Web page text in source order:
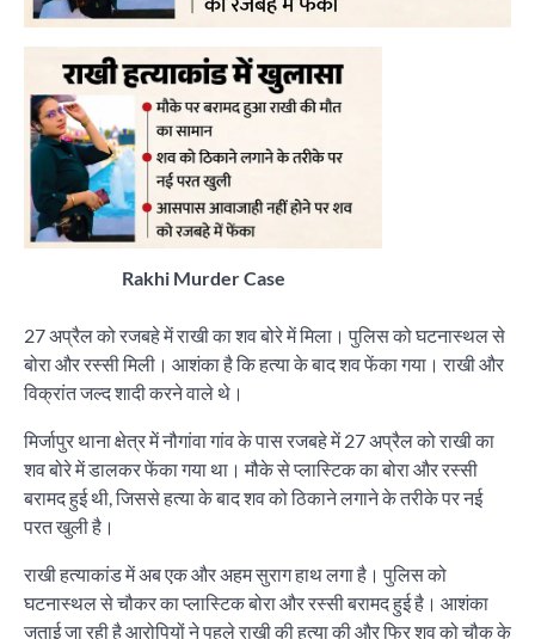
Rakhi Murder Case
27 अप्रैल को रजबहे में राखी का शव बोरे में मिला। पुलिस को घटनास्थल से
बोरा और रस्सी मिली। आशंका है कि हत्या के बाद शव फेंका गया। राखी और
विक्रांत जल्द शादी करने वाले थे।
मिर्जापुर थाना क्षेत्र में नौगांवा गांव के पास रजबहे में 27 अप्रैल को राखी का
शव बोरे में डालकर फेंका गया था। मौके से प्लास्टिक का बोरा और रस्सी
बरामद हुई थी, जिससे हत्या के बाद शव को ठिकाने लगाने के तरीके पर नई
परत खुली है।
राखी हत्याकांड में अब एक और अहम सुराग हाथ लगा है। पुलिस को
घटनास्थल से चौकर का प्लास्टिक बोरा और रस्सी बरामद हुई है। आशंका
जताई जा रही है आरोपियों ने पहले राखी की हत्या की और फिर शव को चौक के